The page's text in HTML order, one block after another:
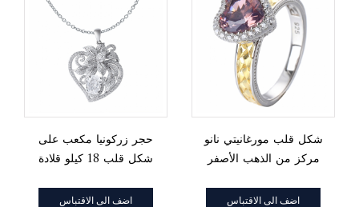
حجر زركونيا مكعب على
شكل قلب 18 كيلو قلادة
الأبيض
اضف الى الاقتباس
شكل قلب مورغانيتي نانو
مركز من الذهب الأصفر
الفضة الإسترليني
اضف الى الاقتباس